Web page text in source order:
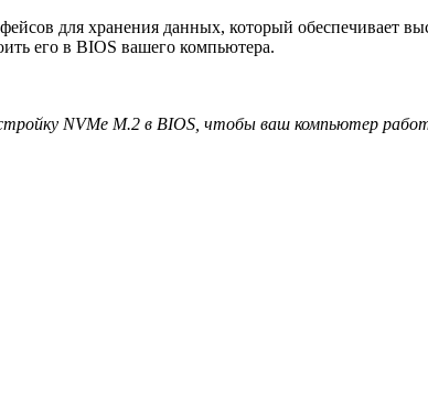
для хранения данных, который обеспечивает
его в BIOS вашего компьютера.
NVMe M.2 в BIOS, чтобы ваш компьютер